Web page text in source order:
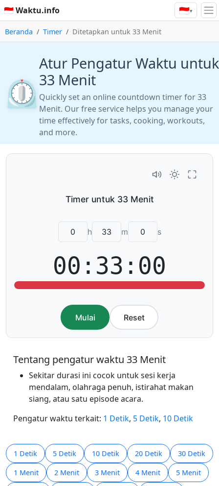
🇮🇩 Waktu.info 🇮🇩▾
Beranda Timer Ditetapkan untuk 33 Menit
⏲️
Atur Pengatur Waktu untuk
33 Menit
Quickly set an online countdown timer for 33
Menit. Our free service helps you manage your
time effectively for tasks, cooking, workouts,
and more.
h m s
00:33:00
Mulai Reset
Tentang pengatur waktu 33 Menit
Sekitar durasi ini cocok untuk sesi kerja
mendalam, olahraga penuh, istirahat makan
siang, atau satu episode acara.
Pengatur waktu terkait: 1 Detik, 5 Detik, 10 Detik
1 Detik 5 Detik 10 Detik 20 Detik 30 Detik
1 Menit 2 Menit 3 Menit 4 Menit 5 Menit